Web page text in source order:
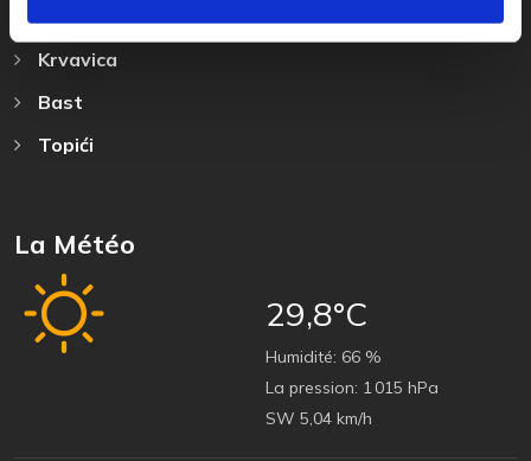
Krvavica
Bast
Topići
La Météo
29,8°C
Humidité: 66 %
La pression: 1 015 hPa
SW 5,04 km/h